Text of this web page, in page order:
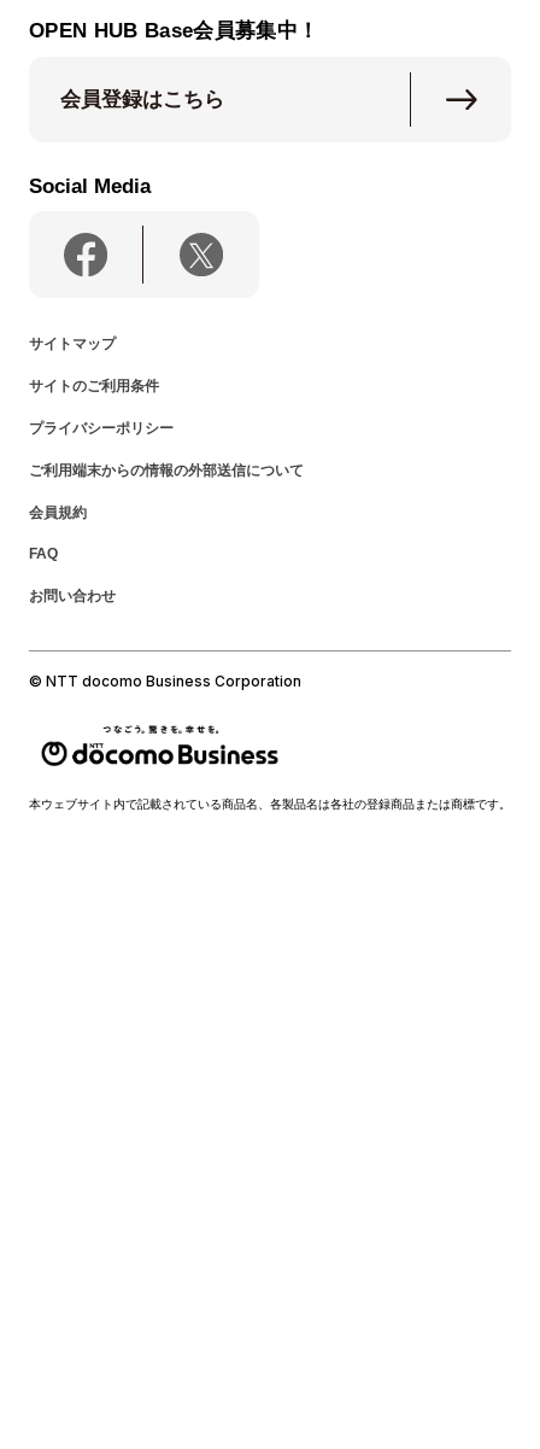
OPEN HUB Base会員募集中！
会員登録はこちら
Social Media
サイトマップ
サイトのご利用条件
プライバシーポリシー
ご利用端末からの情報の外部送信について
会員規約
FAQ
お問い合わせ
© NTT docomo Business Corporation
本ウェブサイト内で記載されている商品名、各製品名は各社の登録商品または商標です。